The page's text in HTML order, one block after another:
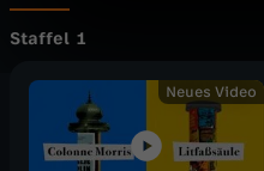
Staffel 1
Neues Video